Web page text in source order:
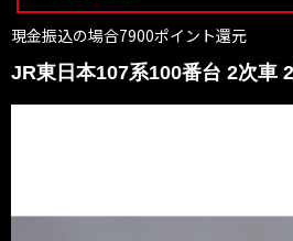
現金振込の場合7900ポイント還元
JR東日本107系100番台 2次車